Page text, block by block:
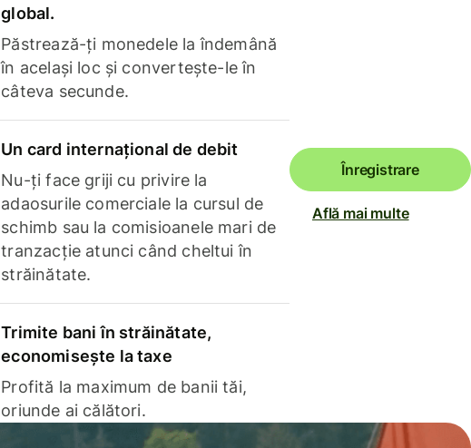
global.
Păstrează-ți monedele la îndemână
în același loc și convertește-le în
câteva secunde.
Un card internațional de debit
Nu-ți face griji cu privire la
adaosurile comerciale la cursul de
schimb sau la comisioanele mari de
tranzacție atunci când cheltui în
străinătate.
Trimite bani în străinătate,
economisește la taxe
Profită la maximum de banii tăi,
oriunde ai călători.
Înregistrare
Află mai multe